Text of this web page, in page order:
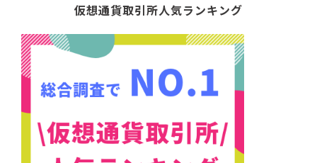
仮想通貨取引所人気ランキング